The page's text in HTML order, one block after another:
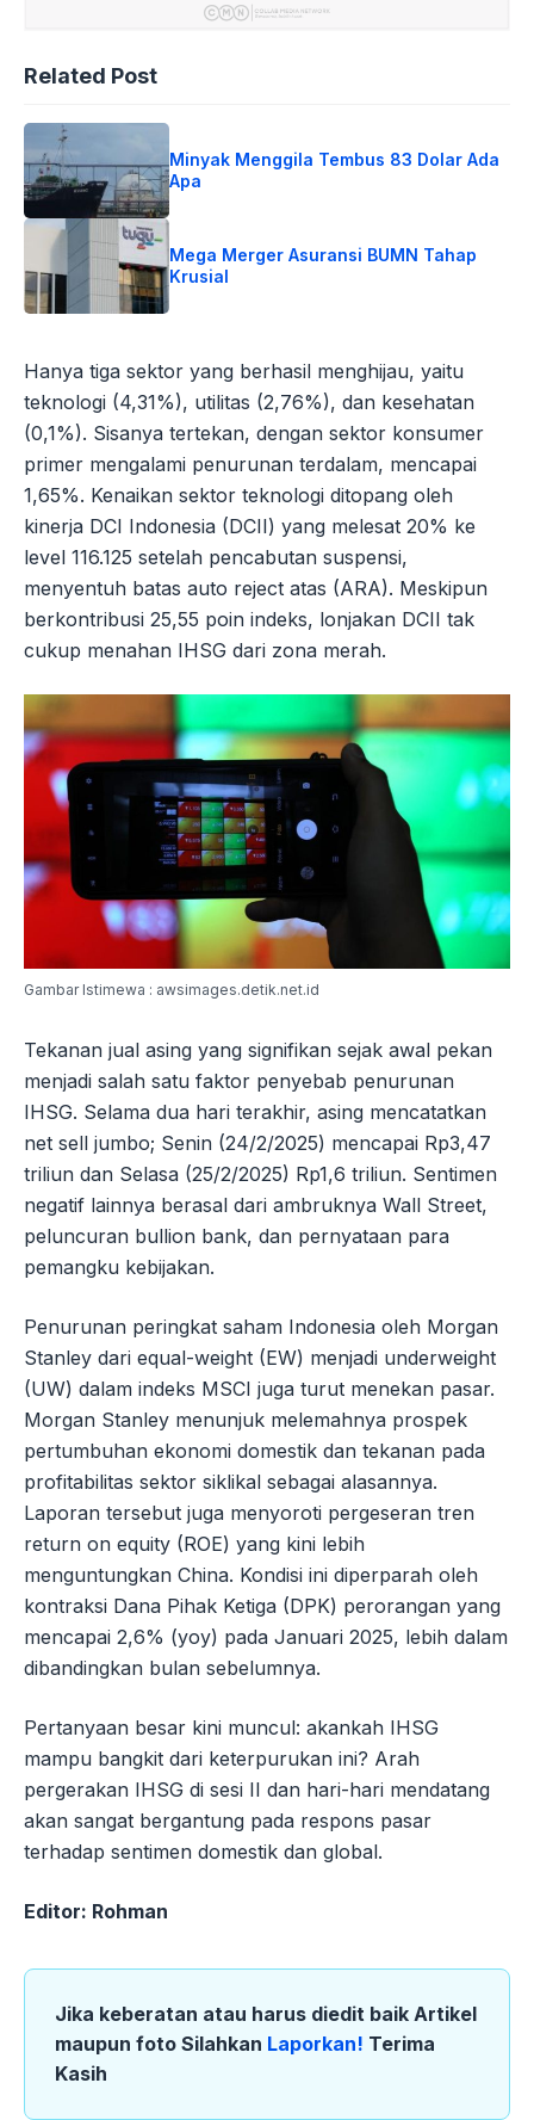
Related Post
Minyak Menggila Tembus 83 Dolar Ada
Apa
Mega Merger Asuransi BUMN Tahap
Krusial
Hanya tiga sektor yang berhasil menghijau, yaitu
teknologi (4,31%), utilitas (2,76%), dan kesehatan
(0,1%). Sisanya tertekan, dengan sektor konsumer
primer mengalami penurunan terdalam, mencapai
1,65%. Kenaikan sektor teknologi ditopang oleh
kinerja DCI Indonesia (DCII) yang melesat 20% ke
level 116.125 setelah pencabutan suspensi,
menyentuh batas auto reject atas (ARA). Meskipun
berkontribusi 25,55 poin indeks, lonjakan DCII tak
cukup menahan IHSG dari zona merah.
Gambar Istimewa : awsimages.detik.net.id
Tekanan jual asing yang signifikan sejak awal pekan
menjadi salah satu faktor penyebab penurunan
IHSG. Selama dua hari terakhir, asing mencatatkan
net sell jumbo; Senin (24/2/2025) mencapai Rp3,47
triliun dan Selasa (25/2/2025) Rp1,6 triliun. Sentimen
negatif lainnya berasal dari ambruknya Wall Street,
peluncuran bullion bank, dan pernyataan para
pemangku kebijakan.
Penurunan peringkat saham Indonesia oleh Morgan
Stanley dari equal-weight (EW) menjadi underweight
(UW) dalam indeks MSCI juga turut menekan pasar.
Morgan Stanley menunjuk melemahnya prospek
pertumbuhan ekonomi domestik dan tekanan pada
profitabilitas sektor siklikal sebagai alasannya.
Laporan tersebut juga menyoroti pergeseran tren
return on equity (ROE) yang kini lebih
menguntungkan China. Kondisi ini diperparah oleh
kontraksi Dana Pihak Ketiga (DPK) perorangan yang
mencapai 2,6% (yoy) pada Januari 2025, lebih dalam
dibandingkan bulan sebelumnya.
Pertanyaan besar kini muncul: akankah IHSG
mampu bangkit dari keterpurukan ini? Arah
pergerakan IHSG di sesi II dan hari-hari mendatang
akan sangat bergantung pada respons pasar
terhadap sentimen domestik dan global.
Editor: Rohman
Jika keberatan atau harus diedit baik Artikel
maupun foto Silahkan Laporkan! Terima
Kasih